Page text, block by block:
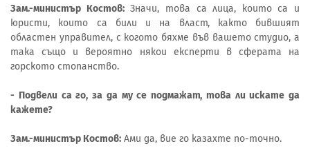
Зам.-министър Костов:Значи, това са лица, които са и
юристи, които са били и на власт, както бившият
областен управител, с когото бяхме във вашето студио, а
така също и вероятно някои експерти в сферата на
горското стопанство.
- Подвели са го, за да му се подмажат, това ли искате да
кажете?
Зам.-министър Костов: Ами да, вие го казахте по-точно.